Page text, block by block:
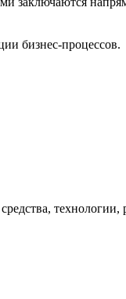
бизнес-процессов.
технологии,